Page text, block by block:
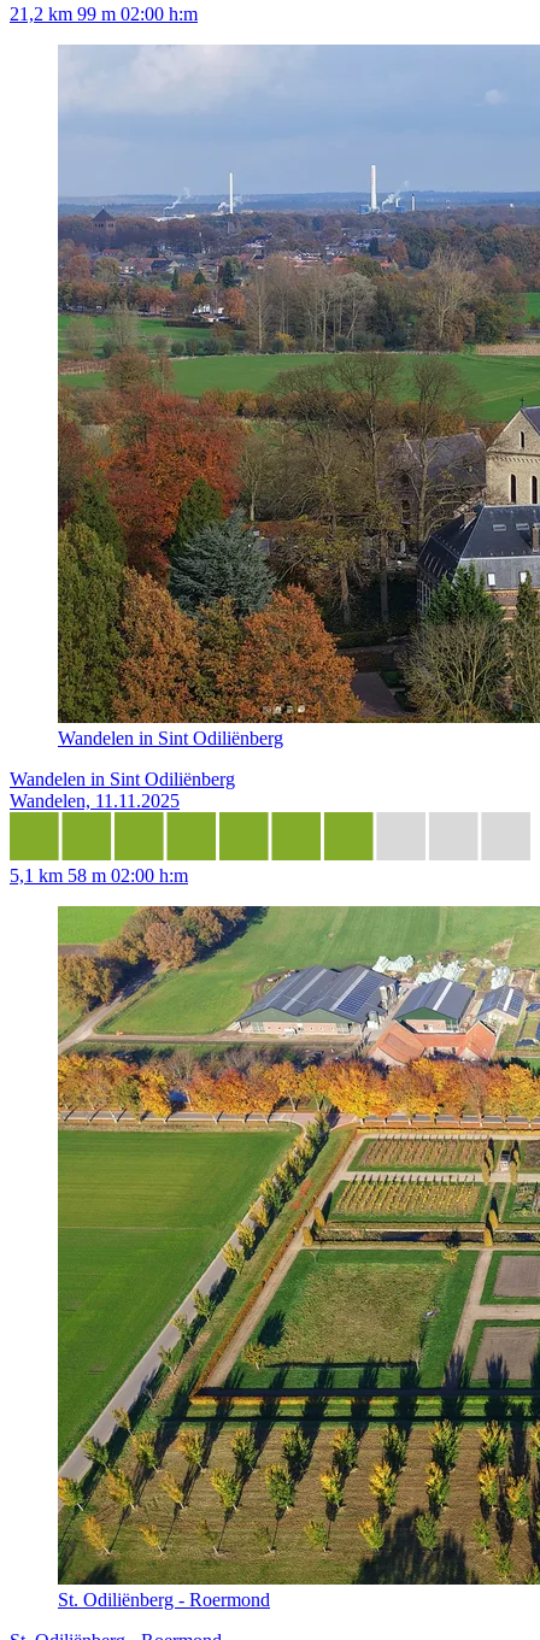
21,2 km 99 m 02:00 h:m
Wandelen in Sint Odiliënberg
Wandelen in Sint Odiliënberg
Wandelen, 11.11.2025
5,1 km 58 m 02:00 h:m
St. Odiliënberg - Roermond